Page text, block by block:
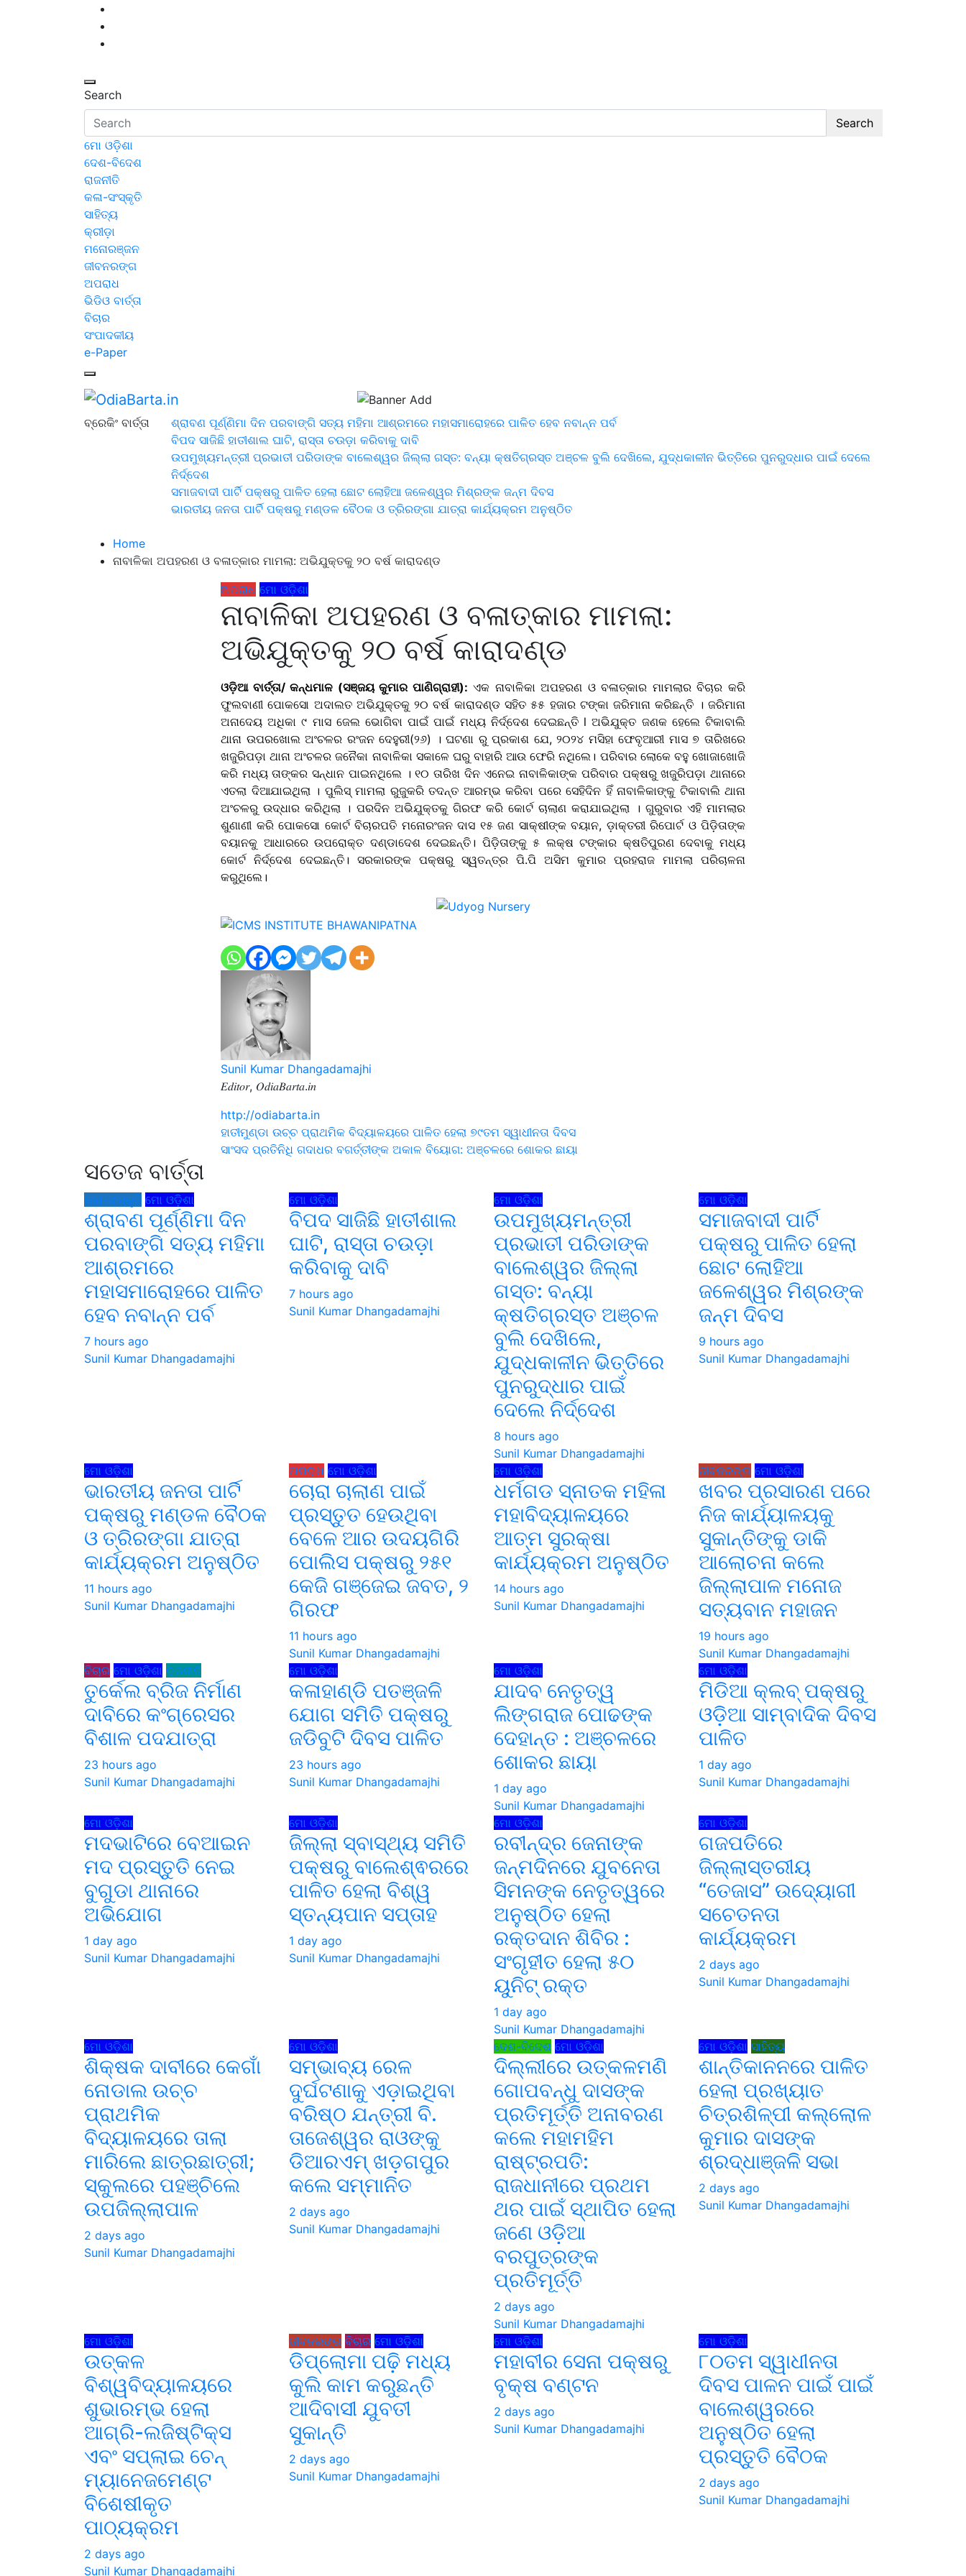
Search
Search
ମୋ ଓଡ଼ିଶା
ଦେଶ-ବିଦେଶ
ରାଜନୀତି
କଳା-ସଂସ୍କୃତି
ସାହିତ୍ୟ
କ୍ରୀଡ଼ା
ମନୋରଞ୍ଜନ
ଜୀବନରଙ୍ଗ
ଅପରାଧ
ଭିଡିଓ ବାର୍ତ୍ତା
ବିଚାର
ସଂପାଦକୀୟ
e-Paper
OdiaBarta.in
24x7News&Views
ବ୍ରେକିଂ ବାର୍ତ୍ତା
ଶ୍ରାବଣ ପୂର୍ଣ୍ଣିମା ଦିନ ପରବାଙ୍ଗି ସତ୍ୟ ମହିମା ଆଶ୍ରମରେ ମହାସମାରୋହରେ ପାଳିତ ହେବ ନବାନ୍ନ ପର୍ବ
ବିପଦ ସାଜିଛି ହାତୀଶାଲ ଘାଟି, ରାସ୍ତା ଚଉଡ଼ା କରିବାକୁ ଦାବି
ଉପମୁଖ୍ୟମନ୍ତ୍ରୀ ପ୍ରଭାତୀ ପରିଡାଙ୍କ ବାଲେଶ୍ୱର ଜିଲ୍ଲା ଗସ୍ତ: ବନ୍ୟା କ୍ଷତିଗ୍ରସ୍ତ ଅଞ୍ଚଳ ବୁଲି ଦେଖିଲେ, ଯୁଦ୍ଧକାଳୀନ ଭିତ୍ତିରେ ପୁନରୁଦ୍ଧାର ପାଇଁ ଦେଲେ
ନିର୍ଦ୍ଦେଶ
ସମାଜବାଦୀ ପାର୍ଟି ପକ୍ଷରୁ ପାଳିତ ହେଲା ଛୋଟ ଲୋହିଆ ଜଳେଶ୍ୱର ମିଶ୍ରଙ୍କ ଜନ୍ମ ଦିବସ
ଭାରତୀୟ ଜନତା ପାର୍ଟି ପକ୍ଷରୁ ମଣ୍ଡଳ ବୈଠକ ଓ ତ୍ରିରଙ୍ଗା ଯାତ୍ରା କାର୍ଯ୍ୟକ୍ରମ ଅନୁଷ୍ଠିତ
Home
ନାବାଳିକା ଅପହରଣ ଓ ବଳାତ୍କାର ମାମଲା: ଅଭିଯୁକ୍ତକୁ ୨୦ ବର୍ଷ କାରାଦଣ୍ଡ
ଅପରାଧ ମୋ ଓଡ଼ିଶା
ନାବାଳିକା ଅପହରଣ ଓ ବଳାତ୍କାର ମାମଲା:
ଅଭିଯୁକ୍ତକୁ ୨୦ ବର୍ଷ କାରାଦଣ୍ଡ
ଓଡ଼ିଆ ବାର୍ତ୍ତା/ କନ୍ଧମାଳ (ସଞ୍ଜୟ କୁମାର ପାଣିଗ୍ରାହୀ): ଏକ ନାବାଳିକା ଅପହରଣ ଓ ବଳାତ୍କାର ମାମଲାର ବିଚାର କରି
ଫୁଲବାଣୀ ପୋକସୋ ଅଦାଲତ ଅଭିଯୁକ୍ତକୁ ୨୦ ବର୍ଷ କାରାଦଣ୍ଡ ସହିତ ୫୫ ହଜାର ଟଙ୍କା ଜରିମାନା କରିଛନ୍ତି । ଜରିମାନା
ଅନାଦେୟ ଅଧିକା ୯ ମାସ ଜେଲ ଭୋଗିବା ପାଇଁ ପାଇଁ ମଧ୍ୟ ନିର୍ଦ୍ଦେଶ ଦେଇଛନ୍ତି l ଅଭିଯୁକ୍ତ ଜଣକ ହେଲେ ଟିକାବାଲି
ଥାନା ଉପରଖୋଲ ଅଂଚଳର ରଂଜନ ଦେହୁରୀ(୨୬) । ଘଟଣା ରୁ ପ୍ରକାଶ ଯେ, ୨୦୨୪ ମସିହା ଫେବୃଆରୀ ମାସ ୭ ତାରିଖରେ
ଖଜୁରିପଡ଼ା ଥାନା ଅଂଚଳର ଜନୈକା ନାବାଳିକା ସକାଳେ ଘରୁ ବାହାରି ଆଉ ଫେରି ନଥିଲେ। ପରିବାର ଲୋକେ ବହୁ ଖୋଜାଖୋଜି
କରି ମଧ୍ୟ ତାଙ୍କର ସନ୍ଧାନ ପାଇନଥିଲେ । ୧୦ ତାରିଖ ଦିନ ଏନେଇ ନାବାଳିକାଙ୍କ ପରିବାର ପକ୍ଷରୁ ଖଜୁରିପଡ଼ା ଥାନାରେ
ଏତଲା ଦିଆଯାଇଥିଲା । ପୁଲିସ୍ ମାମଲା ରୁଜୁକରି ତଦନ୍ତ ଆରମ୍ଭ କରିବା ପରେ ସେହିଦିନ ହିଁ ନାବାଳିକାଙ୍କୁ ଟିକାବାଲି ଥାନା
ଅଂଚଳରୁ ଉଦ୍ଧାର କରିଥିଲା । ପରଦିନ ଅଭିଯୁକ୍ତକୁ ଗିରଫ କରି କୋର୍ଟ ଚାଲାଣ କରାଯାଇଥିଲା । ଗୁରୁବାର ଏହି ମାମଲାର
ଶୁଣାଣୀ କରି ପୋକସୋ କୋର୍ଟ ବିଚାରପତି ମନୋରଂଜନ ଦାସ ୧୫ ଜଣ ସାକ୍ଷୀଙ୍କ ବୟାନ, ଡ଼ାକ୍ତରୀ ରିପୋର୍ଟ ଓ ପିଡ଼ିତାଙ୍କ
ବୟାନକୁ ଆଧାରରେ ଉପରୋକ୍ତ ଦଣ୍ଡାଦେଶ ଦେଇଛନ୍ତି। ପିଡ଼ିତାଙ୍କୁ ୫ ଲକ୍ଷ ଟଙ୍କାର କ୍ଷତିପୁରଣ ଦେବାକୁ ମଧ୍ୟ
କୋର୍ଟ ନିର୍ଦ୍ଦେଶ ଦେଇଛନ୍ତି। ସରକାରଙ୍କ ପକ୍ଷରୁ ସ୍ୱତନ୍ତ୍ର ପି.ପି ଅସିମ କୁମାର ପ୍ରହରାଜ ମାମଲା ପରିଚାଳନା
କରୁଥିଲେ।
Sunil Kumar Dhangadamajhi
𝐸𝑑𝑖𝑡𝑜𝑟, 𝑂𝑑𝑖𝑎𝐵𝑎𝑟𝑡𝑎.𝑖𝑛
http://odiabarta.in
Post
navigation
ହାତୀମୁଣ୍ଡା ଉଚ୍ଚ ପ୍ରାଥମିକ ବିଦ୍ୟାଳୟରେ ପାଳିତ ହେଲା ୭୯ତମ ସ୍ୱାଧୀନତା ଦିବସ
ସାଂସଦ ପ୍ରତିନିଧି ଗଦାଧର ବଗର୍ତ୍ତୀଙ୍କ ଅକାଳ ବିୟୋଗ: ଅଞ୍ଚଳରେ ଶୋକର ଛାୟା
ସତେଜ ବାର୍ତ୍ତା
କଳା-ସଂସ୍କୃତି ମୋ ଓଡ଼ିଶା
ଶ୍ରାବଣ ପୂର୍ଣ୍ଣିମା ଦିନ
ପରବାଙ୍ଗି ସତ୍ୟ ମହିମା
ଆଶ୍ରମରେ
ମହାସମାରୋହରେ ପାଳିତ
ହେବ ନବାନ୍ନ ପର୍ବ
7 hours ago
Sunil Kumar Dhangadamajhi
ମୋ ଓଡ଼ିଶା
ବିପଦ ସାଜିଛି ହାତୀଶାଲ
ଘାଟି, ରାସ୍ତା ଚଉଡ଼ା
କରିବାକୁ ଦାବି
7 hours ago
Sunil Kumar Dhangadamajhi
ମୋ ଓଡ଼ିଶା
ଉପମୁଖ୍ୟମନ୍ତ୍ରୀ
ପ୍ରଭାତୀ ପରିଡାଙ୍କ
ବାଲେଶ୍ୱର ଜିଲ୍ଲା
ଗସ୍ତ: ବନ୍ୟା
କ୍ଷତିଗ୍ରସ୍ତ ଅଞ୍ଚଳ
ବୁଲି ଦେଖିଲେ,
ଯୁଦ୍ଧକାଳୀନ ଭିତ୍ତିରେ
ପୁନରୁଦ୍ଧାର ପାଇଁ
ଦେଲେ ନିର୍ଦ୍ଦେଶ
8 hours ago
Sunil Kumar Dhangadamajhi
ମୋ ଓଡ଼ିଶା
ସମାଜବାଦୀ ପାର୍ଟି
ପକ୍ଷରୁ ପାଳିତ ହେଲା
ଛୋଟ ଲୋହିଆ
ଜଳେଶ୍ୱର ମିଶ୍ରଙ୍କ
ଜନ୍ମ ଦିବସ
9 hours ago
Sunil Kumar Dhangadamajhi
ମୋ ଓଡ଼ିଶା
ଭାରତୀୟ ଜନତା ପାର୍ଟି
ପକ୍ଷରୁ ମଣ୍ଡଳ ବୈଠକ
ଓ ତ୍ରିରଙ୍ଗା ଯାତ୍ରା
କାର୍ଯ୍ୟକ୍ରମ ଅନୁଷ୍ଠିତ
11 hours ago
Sunil Kumar Dhangadamajhi
ଅପରାଧ ମୋ ଓଡ଼ିଶା
ଚୋରା ଚାଲାଣ ପାଇଁ
ପ୍ରସ୍ତୁତ ହେଉଥିବା
ବେଳେ ଆର ଉଦୟଗିରି
ପୋଲିସ ପକ୍ଷରୁ ୨୫୧
କେଜି ଗଞ୍ଜେଇ ଜବତ, ୨
ଗିରଫ
11 hours ago
Sunil Kumar Dhangadamajhi
ମୋ ଓଡ଼ିଶା
ଧର୍ମଗଡ ସ୍ନାତକ ମହିଳା
ମହାବିଦ୍ୟାଳୟରେ
ଆତ୍ମ ସୁରକ୍ଷା
କାର୍ଯ୍ୟକ୍ରମ ଅନୁଷ୍ଠିତ
14 hours ago
Sunil Kumar Dhangadamajhi
ଜୀବନରଙ୍ଗ ମୋ ଓଡ଼ିଶା
ଖବର ପ୍ରସାରଣ ପରେ
ନିଜ କାର୍ଯ୍ୟାଳୟକୁ
ସୁକାନ୍ତିଙ୍କୁ ଡାକି
ଆଲୋଚନା କଲେ
ଜିଲ୍ଲାପାଳ ମନୋଜ
ସତ୍ୟବାନ ମହାଜନ
19 hours ago
Sunil Kumar Dhangadamajhi
ବିଚାର ମୋ ଓଡ଼ିଶା ରାଜନୀତି
ତୁର୍କେଲ ବ୍ରିଜ ନିର୍ମାଣ
ଦାବିରେ କଂଗ୍ରେସର
ବିଶାଳ ପଦଯାତ୍ରା
23 hours ago
Sunil Kumar Dhangadamajhi
ମୋ ଓଡ଼ିଶା
କଳାହାଣ୍ଡି ପତଞ୍ଜଳି
ଯୋଗ ସମିତି ପକ୍ଷରୁ
ଜଡିବୁଟି ଦିବସ ପାଳିତ
23 hours ago
Sunil Kumar Dhangadamajhi
ମୋ ଓଡ଼ିଶା
ଯାଦବ ନେତୃତ୍ୱ
ଲିଙ୍ଗରାଜ ପୋଢଙ୍କ
ଦେହାନ୍ତ : ଅଞ୍ଚଳରେ
ଶୋକର ଛାୟା
1 day ago
Sunil Kumar Dhangadamajhi
ମୋ ଓଡ଼ିଶା
ମିଡିଆ କ୍ଲବ୍ ପକ୍ଷରୁ
ଓଡ଼ିଆ ସାମ୍ବାଦିକ ଦିବସ
ପାଳିତ
1 day ago
Sunil Kumar Dhangadamajhi
ମୋ ଓଡ଼ିଶା
ମଦଭାଟିରେ ବେଆଇନ
ମଦ ପ୍ରସ୍ତୁତି ନେଇ
ବୁଗୁଡା ଥାନାରେ
ଅଭିଯୋଗ
1 day ago
Sunil Kumar Dhangadamajhi
ମୋ ଓଡ଼ିଶା
ଜିଲ୍ଲା ସ୍ବାସ୍ଥ୍ୟ ସମିତି
ପକ୍ଷରୁ ବାଲେଶ୍ଵରରେ
ପାଳିତ ହେଲା ବିଶ୍ୱ
ସ୍ତନ୍ୟପାନ ସପ୍ତାହ
1 day ago
Sunil Kumar Dhangadamajhi
ମୋ ଓଡ଼ିଶା
ରବୀନ୍ଦ୍ର ଜେନାଙ୍କ
ଜନ୍ମଦିନରେ ଯୁବନେତା
ସିମନଙ୍କ ନେତୃତ୍ୱରେ
ଅନୁଷ୍ଠିତ ହେଲା
ରକ୍ତଦାନ ଶିବିର :
ସଂଗୃହୀତ ହେଲା ୫୦
ୟୁନିଟ୍ ରକ୍ତ
1 day ago
Sunil Kumar Dhangadamajhi
ମୋ ଓଡ଼ିଶା
ଗଜପତିରେ
ଜିଲ୍ଲାସ୍ତରୀୟ
“ତେଜାସ” ଉଦ୍ୟୋଗୀ
ସଚେତନତା
କାର୍ଯ୍ୟକ୍ରମ
2 days ago
Sunil Kumar Dhangadamajhi
ମୋ ଓଡ଼ିଶା
ଶିକ୍ଷକ ଦାବୀରେ କେଗାଁ
ନୋଡାଲ ଉଚ୍ଚ
ପ୍ରାଥମିକ
ବିଦ୍ୟାଳୟରେ ତାଲା
ମାରିଲେ ଛାତ୍ରଛାତ୍ରୀ;
ସ୍କୁଲରେ ପହଞ୍ଚିଲେ
ଉପଜିଲ୍ଲାପାଳ
2 days ago
Sunil Kumar Dhangadamajhi
ମୋ ଓଡ଼ିଶା
ସମ୍ଭାବ୍ୟ ରେଳ
ଦୁର୍ଘଟଣାକୁ ଏଡ଼ାଇଥିବା
ବରିଷ୍ଠ ଯନ୍ତ୍ରୀ ବି.
ତାଜେଶ୍ୱର ରାଓଙ୍କୁ
ଡିଆରଏମ୍ ଖଡ଼ଗପୁର
କଲେ ସମ୍ମାନିତ
2 days ago
Sunil Kumar Dhangadamajhi
ଦେଶ-ବିଦେଶ ମୋ ଓଡ଼ିଶା
ଦିଲ୍ଲୀରେ ଉତ୍କଳମଣି
ଗୋପବନ୍ଧୁ ଦାସଙ୍କ
ପ୍ରତିମୂର୍ତ୍ତି ଅନାବରଣ
କଲେ ମହାମହିମ
ରାଷ୍ଟ୍ରପତି:
ରାଜଧାନୀରେ ପ୍ରଥମ
ଥର ପାଇଁ ସ୍ଥାପିତ ହେଲା
ଜଣେ ଓଡ଼ିଆ
ବରପୁତ୍ରଙ୍କ
ପ୍ରତିମୂର୍ତ୍ତି
2 days ago
Sunil Kumar Dhangadamajhi
ମୋ ଓଡ଼ିଶା ସାହିତ୍ୟ
ଶାନ୍ତିକାନନରେ ପାଳିତ
ହେଲା ପ୍ରଖ୍ୟାତ
ଚିତ୍ରଶିଳ୍ପୀ କଲ୍ଲୋଳ
କୁମାର ଦାସଙ୍କ
ଶ୍ରଦ୍ଧାଞ୍ଜଳି ସଭା
2 days ago
Sunil Kumar Dhangadamajhi
ମୋ ଓଡ଼ିଶା
ଉତ୍କଳ
ବିଶ୍ୱବିଦ୍ୟାଳୟରେ
ଶୁଭାରମ୍ଭ ହେଲା
ଆଗ୍ରି-ଲଜିଷ୍ଟିକ୍ସ
ଏବଂ ସପ୍ଲାଇ ଚେନ୍
ମ୍ୟାନେଜମେଣ୍ଟ
ବିଶେଷୀକୃତ
ପାଠ୍ୟକ୍ରମ
2 days ago
Sunil Kumar Dhangadamajhi
ଜୀବନରଙ୍ଗ ବିଚାର ମୋ ଓଡ଼ିଶା
ଡିପ୍ଲୋମା ପଢ଼ି ମଧ୍ୟ
କୁଲି କାମ କରୁଛନ୍ତି
ଆଦିବାସୀ ଯୁବତୀ
ସୁକାନ୍ତି
2 days ago
Sunil Kumar Dhangadamajhi
ମୋ ଓଡ଼ିଶା
ମହାବୀର ସେନା ପକ୍ଷରୁ
ବୃକ୍ଷ ବଣ୍ଟନ
2 days ago
Sunil Kumar Dhangadamajhi
ମୋ ଓଡ଼ିଶା
୮୦ତମ ସ୍ୱାଧୀନତା
ଦିବସ ପାଳନ ପାଇଁ ପାଇଁ
ବାଲେଶ୍ୱରରେ
ଅନୁଷ୍ଠିତ ହେଲା
ପ୍ରସ୍ତୁତି ବୈଠକ
2 days ago
Sunil Kumar Dhangadamajhi